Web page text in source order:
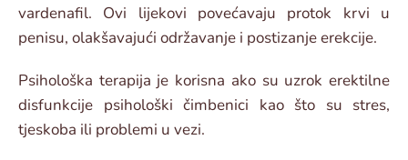
vardenafil. Ovi lijekovi povećavaju protok krvi u
penisu, olakšavajući održavanje i postizanje erekcije.
Psihološka terapija je korisna ako su uzrok erektilne
disfunkcije psihološki čimbenici kao što su stres,
tjeskoba ili problemi u vezi.